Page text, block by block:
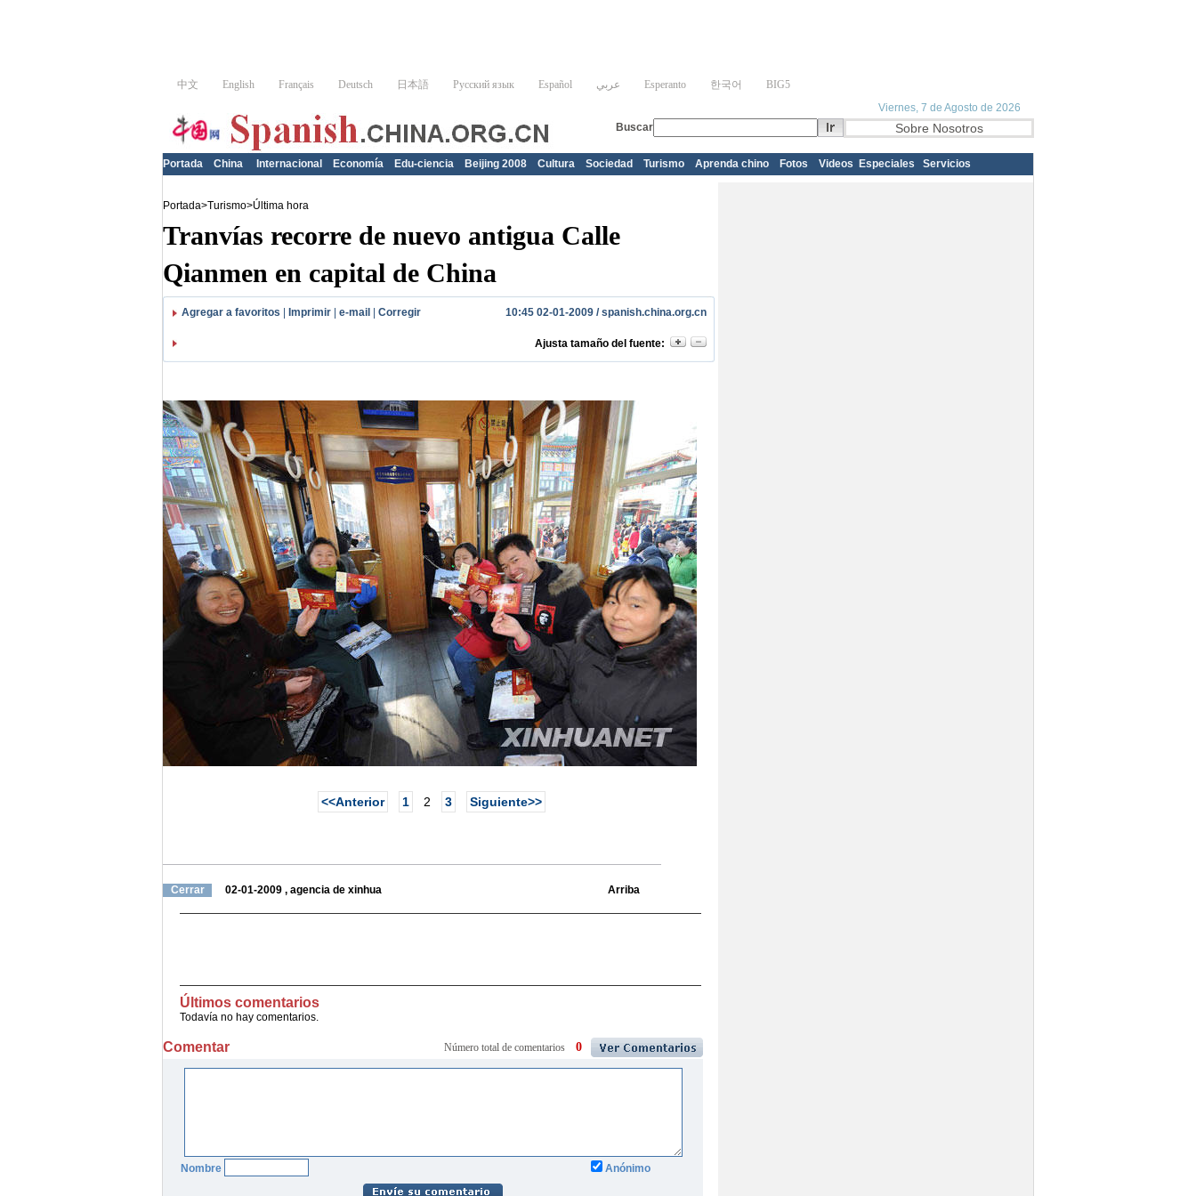
Portada China Internacional Economía Edu-ciencia Beijing 2008 Cultura Sociedad Turismo Aprenda chino Fotos Videos Especiales Servicios
Portada>Turismo>Última hora
Tranvías recorre de nuevo antigua Calle
Qianmen en capital de China
Agregar a favoritos Imprimir e-mail Corregir 10:45 02-01-2009 /spanish.china.org.cn
Ajusta tamaño del fuente:
<<Anterior 1 2 3 Siguiente>>
Cerrar 02-01-2009 , agencia de xinhua Arriba
Últimos comentarios
Todavía no hay comentarios.
Comentar Número total de comentarios 0
Nombre Anónimo